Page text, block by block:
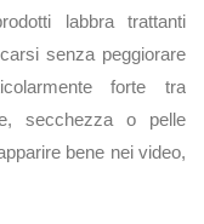
labbra trattanti
senza peggiorare
forte tra
secchezza o pelle
bene nei video,